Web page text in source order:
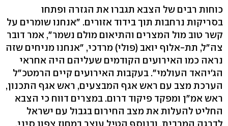
כוחות רבים של הצבא תגברו את הגזרה ופתחו
בסריקות נרחבות תוך בידוד אזורים. "אנחנו שומרים על
קשר טוב מול המצרים והתיאום מולם נשמר", אמר דובר
צה"ל, תת-אלוף יואב (פולי) מרדכי, "אנחנו מניחים שזה
נראה כמו האירועים הקודמים שעליהם היה אחראי
הג'יהאד העולמי". בעקבות האירועים קיים הרמטכ"ל
הערכת מצב עם ראש אגף המבצעים, ראש אגף התכנון,
ראש אמ"ן ומפקד פיקוד דרום. במצרים דווח כי הצבא
החליט להעלות את מצב החירום בגבול עם ישראל
לדרגה המרבית, ובנוסף הטיל עוצר במחוז צפון סיני.